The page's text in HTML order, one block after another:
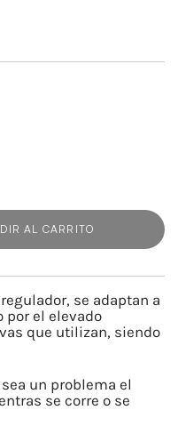
AL CARRITO
se adaptan a
por el elevado
que utilizan, siendo
un problema el
se corre o se